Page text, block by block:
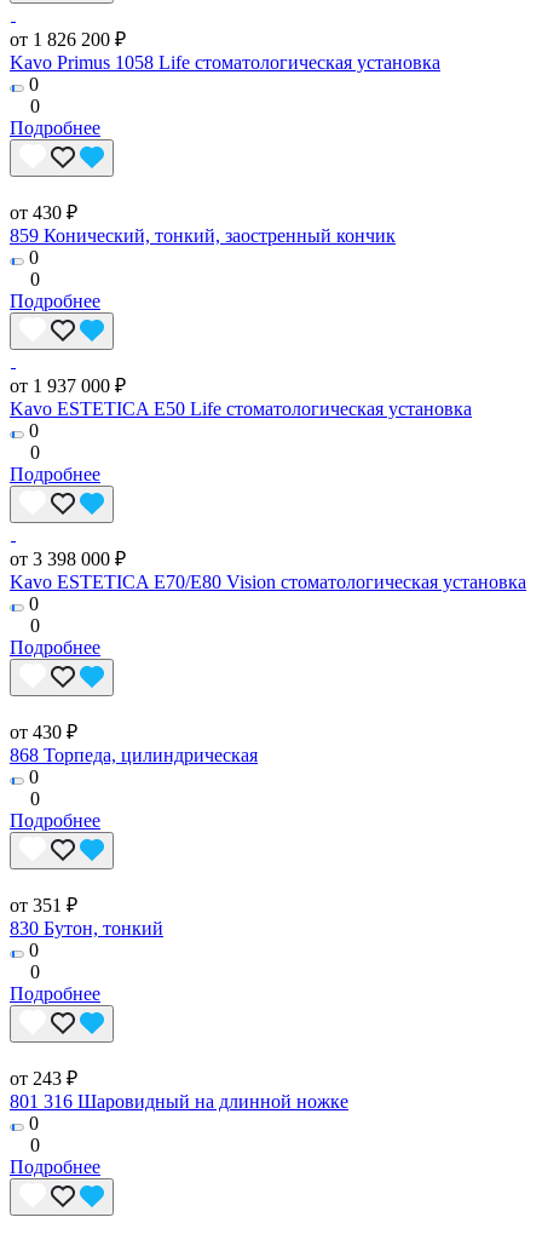
от 1 826 200 ₽
Kavo Primus 1058 Life стоматологическая установка
0
0
Подробнее
от 430 ₽
859 Конический, тонкий, заостренный кончик
0
0
Подробнее
от 1 937 000 ₽
Kavo ESTETICA E50 Life стоматологическая установка
0
0
Подробнее
от 3 398 000 ₽
Kavo ESTETICA E70/E80 Vision стоматологическая установка
0
0
Подробнее
от 430 ₽
868 Торпеда, цилиндрическая
0
0
Подробнее
от 351 ₽
830 Бутон, тонкий
0
0
Подробнее
от 243 ₽
801 316 Шаровидный на длинной ножке
0
0
Подробнее